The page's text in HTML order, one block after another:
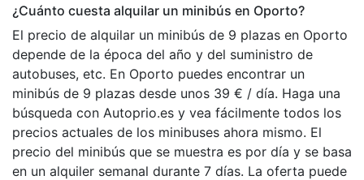
¿Cuánto cuesta alquilar un minibús en Oporto?
El precio de alquilar un minibús de 9 plazas en Oporto
depende de la época del año y del suministro de
autobuses, etc. En Oporto puedes encontrar un
minibús de 9 plazas desde unos 39 € / día. Haga una
búsqueda con Autoprio.es y vea fácilmente todos los
precios actuales de los minibuses ahora mismo. El
precio del minibús que se muestra es por día y se basa
en un alquiler semanal durante 7 días. La oferta puede